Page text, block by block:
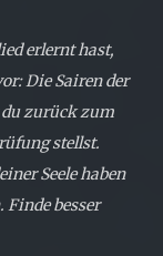
erlernt hast,
Die Sairen der
zurück zum
stellst.
Seele haben
besser